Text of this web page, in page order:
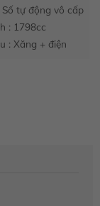
Số tự động vô cấp
: 1798cc
: Xăng + điện